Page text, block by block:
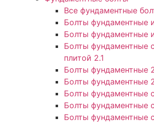
Все фундаментные
Болты фундаментные
Болты фундаментные
Болты фундаментные
плитой 2.1
Болты фундаментные
Болты фундаментные
Болты фундаментные
Болты фундаментные
Болты фундаментные